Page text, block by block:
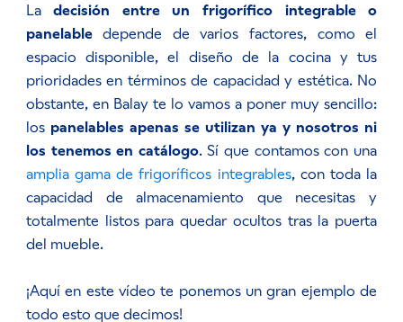
Ladecisión entre un frigorífico integrable o
panelabledepende de varios factores, como el
espacio disponible, el diseño de la cocina y tus
prioridades en términos de capacidad y estética. No
obstante, en Balay te lo vamos a poner muy sencillo:
los panelables apenas se utilizan ya y nosotros ni
los tenemos en catálogo. Sí que contamos con una
amplia gama de frigoríficos integrables, con toda la
capacidad de almacenamiento que necesitas y
totalmente listos para quedar ocultos tras la puerta
del mueble.
¡Aquí en este vídeo te ponemos un gran ejemplo de
todo esto que decimos!